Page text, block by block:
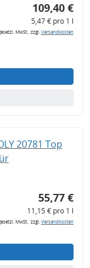
109,40 €
5,47 € pro 1 l
MwSt., zzgl.Versandkosten
20781 Top
55,77 €
11,15 € pro 1 l
MwSt., zzgl.Versandkosten